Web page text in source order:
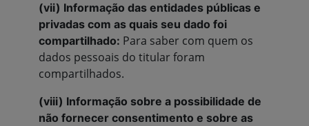
(vii) Informação das entidades públicas e
privadas com as quais seu dado foi
compartilhado: Para saber com quem os
dados pessoais do titular foram
compartilhados.
(viii) Informação sobre a possibilidade de
não fornecer consentimento e sobre as